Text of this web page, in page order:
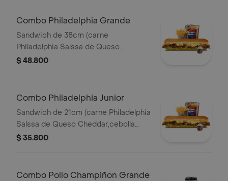
Combo Philadelphia Grande
Sandwich de 38cm (carne
Philadelphia Salssa de Queso
Cheddar,cebolla Caramelizada,queso
$ 48.800
Combo Philadelphia Junior
Sandwich de 21cm (carne Philadelphia
Salssa de Queso Cheddar,cebolla
Caramelizada,queso Amarillo,lechuga
$ 35.800
Combo Pollo Champiñon Grande